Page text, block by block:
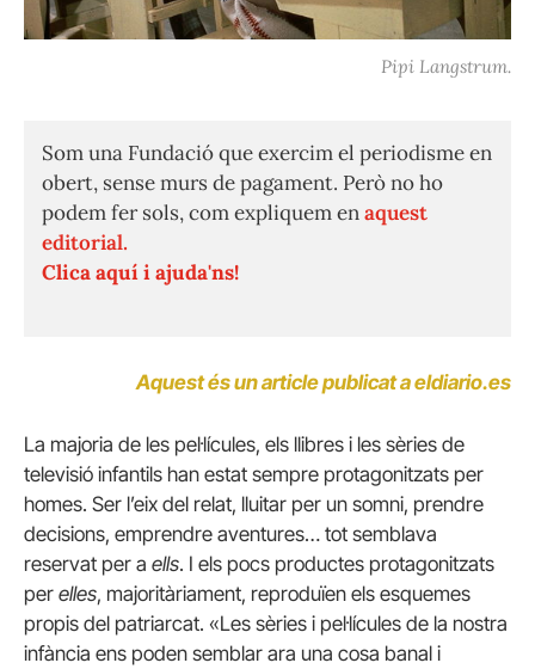
Pipi Langstrum.
Som una Fundació que exercim el periodisme en
obert, sense murs de pagament. Però no ho
podem fer sols, com expliquem enaquest
editorial.
Clica aquí i ajuda'ns!
Aquest és un article publicat a eldiario.es
La majoria de les pel·lícules, els llibres i les sèries de
televisió infantils han estat sempre protagonitzats per
homes. Ser l’eix del relat, lluitar per un somni, prendre
decisions, emprendre aventures… tot semblava
reservat per a ells. I els pocs productes protagonitzats
per elles, majoritàriament, reproduïen els esquemes
propis del patriarcat. «Les sèries i pel·lícules de la nostra
infància ens poden semblar ara una cosa banal i